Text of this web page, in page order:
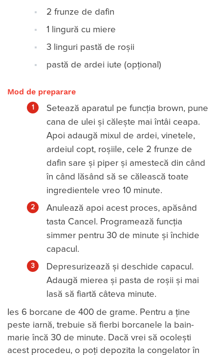
2 frunze de dafin
1 lingură cu miere
3 linguri pastă de roșii
pastă de ardei iute (opțional)
Mod de preparare
Setează aparatul pe funcția brown, pune
cana de ulei și călește mai întâi ceapa.
Apoi adaugă mixul de ardei, vinetele,
ardeiul copt, roșiile, cele 2 frunze de
dafin sare și piper și amestecă din când
în când lăsând să se călească toate
ingredientele vreo 10 minute.
Anulează apoi acest proces, apăsând
tasta Cancel. Programează funcția
simmer pentru 30 de minute și închide
capacul.
Depresurizează și deschide capacul.
Adaugă mierea și pasta de roșii și mai
lasă să fiartă câteva minute.
Ies 6 borcane de 400 de grame. Pentru a ține
peste iarnă, trebuie să fierbi borcanele la bain-
marie încă 30 de minute. Dacă vrei să ocolești
acest procedeu, o poți depozita la congelator în